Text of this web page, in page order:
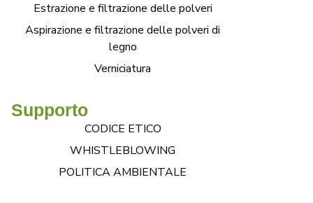
Estrazione e filtrazione delle polveri
Aspirazione e filtrazione delle polveri di
legno
Verniciatura
Supporto
CODICE ETICO
WHISTLEBLOWING
POLITICA AMBIENTALE